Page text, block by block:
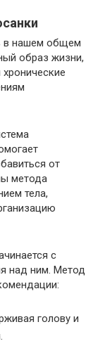
в нашем общем
образ жизни,
от
метода
тела,
с
над ним. Метод
голову и